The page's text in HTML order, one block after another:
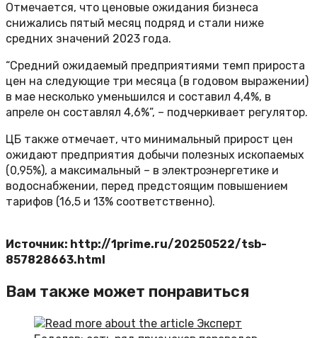
Отмечается, что ценовые ожидания бизнеса
снижались пятый месяц подряд и стали ниже
средних значений 2023 года.
“Средний ожидаемый предприятиями темп прироста
цен на следующие три месяца (в годовом выражении)
в мае несколько уменьшился и составил 4,4%, в
апреле он составлял 4,6%”, – подчеркивает регулятор.
ЦБ также отмечает, что минимальный прирост цен
ожидают предприятия добычи полезных ископаемых
(0,95%), а максимальный – в электроэнергетике и
водоснабжении, перед предстоящим повышением
тарифов (16,5 и 13% соответственно).
Источник: http://1prime.ru/20250522/tsb-
857828663.html
Вам также может понравиться